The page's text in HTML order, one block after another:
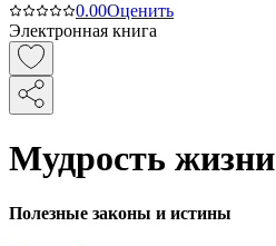
0.00Оценить
Электронная книга
Мудрость жизни
Полезные законы и истины